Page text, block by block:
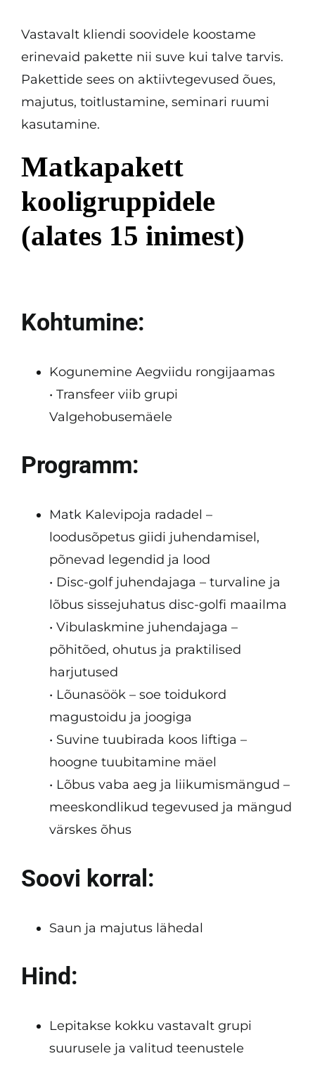
Vastavalt kliendi soovidele koostame
erinevaid pakette nii suve kui talve tarvis.
Pakettide sees on aktiivtegevused õues,
majutus, toitlustamine, seminari ruumi
kasutamine.
Matkapakett
kooligruppidele
(alates 15 inimest)
Kohtumine:
Kogunemine Aegviidu rongijaamas
• Transfeer viib grupi
Valgehobusemäele
Programm:
Matk Kalevipoja radadel –
loodusõpetus giidi juhendamisel,
põnevad legendid ja lood
• Disc-golf juhendajaga – turvaline ja
lõbus sissejuhatus disc-golfi maailma
• Vibulaskmine juhendajaga –
põhitõed, ohutus ja praktilised
harjutused
• Lõunasöök – soe toidukord
magustoidu ja joogiga
• Suvine tuubirada koos liftiga –
hoogne tuubitamine mäel
• Lõbus vaba aeg ja liikumismängud –
meeskondlikud tegevused ja mängud
värskes õhus
Soovi korral:
Saun ja majutus lähedal
Hind:
Lepitakse kokku vastavalt grupi
suurusele ja valitud teenustele